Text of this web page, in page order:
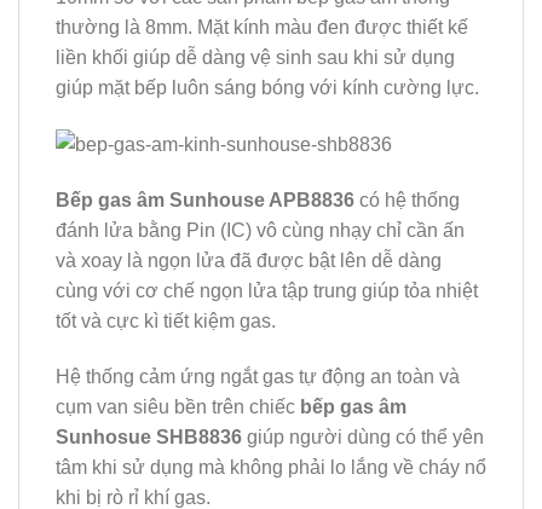
thường là 8mm. Mặt kính màu đen được thiết kế
liền khối giúp dễ dàng vệ sinh sau khi sử dụng
giúp mặt bếp luôn sáng bóng với kính cường lực.
Bếp gas âm Sunhouse APB8836 có hệ thống
đánh lửa bằng Pin (IC) vô cùng nhạy chỉ cần ấn
và xoay là ngọn lửa đã được bật lên dễ dàng
cùng với cơ chế ngọn lửa tập trung giúp tỏa nhiệt
tốt và cực kì tiết kiệm gas.
Hệ thống cảm ứng ngắt gas tự động an toàn và
cụm van siêu bền trên chiếc bếp gas âm
Sunhosue SHB8836 giúp người dùng có thể yên
tâm khi sử dụng mà không phải lo lắng về cháy nổ
khi bị rò rỉ khí gas.